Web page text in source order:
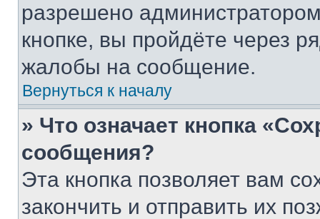
разрешено
кнопке, вы пройдёте через
жалобы на сообщение.
Вернуться к началу
» Что означает кнопка
сообщения?
Эта кнопка позволяет вам
закончить и отправить их